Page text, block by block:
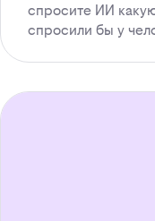
спросите ИИ
спросили бы у